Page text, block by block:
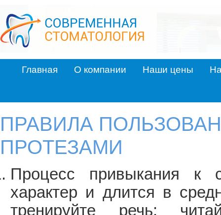
Главная О компании Наши цены
ПРАВИЛА
ПРОТЕЗАМИ
Процесс привыкания к
характер и длится в
тренируйте речь: